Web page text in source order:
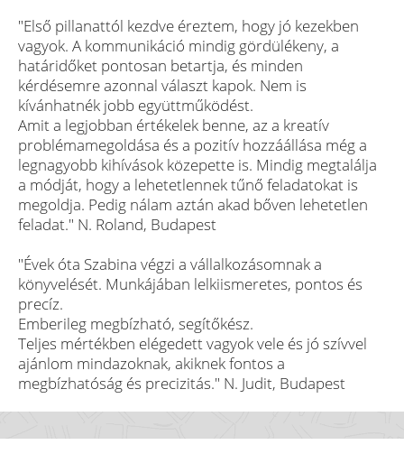
"Első pillanattól kezdve éreztem, hogy jó kezekben
vagyok. A kommunikáció mindig gördülékeny, a
határidőket pontosan betartja, és minden
kérdésemre azonnal választ kapok. Nem is
kívánhatnék jobb együttműködést.
Amit a legjobban értékelek benne, az a kreatív
problémamegoldása és a pozitív hozzáállása még a
legnagyobb kihívások közepette is. Mindig megtalálja
a módját, hogy a lehetetlennek tűnő feladatokat is
megoldja. Pedig nálam aztán akad bőven lehetetlen
feladat." N. Roland, Budapest
"Évek óta Szabina végzi a vállalkozásomnak a
könyvelését. Munkájában lelkiismeretes, pontos és
precíz.
Emberileg megbízható, segítőkész.
Teljes mértékben elégedett vagyok vele és jó szívvel
ajánlom mindazoknak, akiknek fontos a
megbízhatóság és precizitás." N. Judit, Budapest